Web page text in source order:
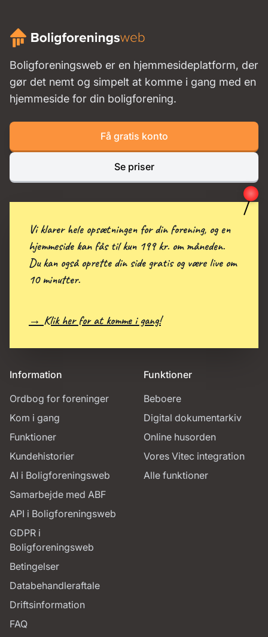
Boligforeningsweb er en hjemmesideplatform, der
gør det nemt og simpelt at komme i gang med en
hjemmeside for din boligforening.
Få gratis konto
Se priser
Information
Ordbog for foreninger
Kom i gang
Funktioner
Kundehistorier
AI i Boligforeningsweb
Samarbejde med ABF
API i Boligforeningsweb
GDPR i
Boligforeningsweb
Betingelser
Databehandleraftale
Driftsinformation
FAQ
Funktioner
Beboere
Digital dokumentarkiv
Online husorden
Vores Vitec integration
Alle funktioner
Vi klarer hele opsætningen for din forening, og en
hjemmeside kan fås til kun 199 kr. om måneden.
Du kan også oprette din side gratis og være live om
10 minutter.
→ Klik her for at komme i gang!